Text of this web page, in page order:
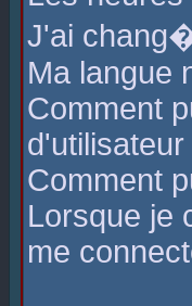
J'ai
Ma langue
Comment
d'utilisateur
Comment
Lorsque je
me